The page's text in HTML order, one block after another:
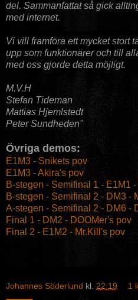
del. Sammanfattat så gick
med internet.
Vi vill framföra ett mycket stort
upp som funktionärer och till
med oss gjorde detta möjligt.
M.V.H
Stefan Tideman
Mattias Hjemlstedt
Peter Sundheden"
Övriga demos:
E1M3 - Snikets pov
E1M3 - Akira's pov
B-stegen - Semifinal 1 - E1M1
B-stegen - Semifinal 2 - DM3 -
A-stegen - Semifinal 2 - DM6 -
Final 1 - DM2 - DOOMer's pov
Final 2 - E1M2 - Mr.Kill's pov
Johannes Söderlund kl. 22:19 1